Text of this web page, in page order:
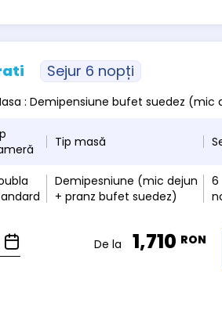
Sejur 6 nopți
: Demipensiune bufet suedez (mic
Tip masă
Demipesniune (mic dejun
+ pranz bufet suedez)
6
De la 1,710 RON